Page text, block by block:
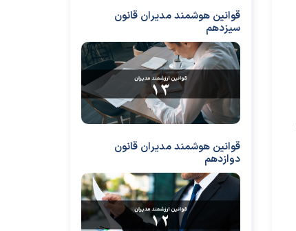
قوانین هوشمند مدیران قانون
سیزدهم
قوانین هوشمند مدیران قانون
دوازدهم